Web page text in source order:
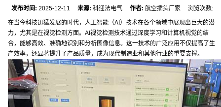
发布时间: 2025-12-11来源: 科迎法电气作者: 航空插头厂家 浏览次数:
在当今科技迅猛发展的时代，人工智能（AI）技术在各个领域中展现出巨大的潜
力，尤其是在视觉检测方面。AI视觉检测技术通过深度学习和计算机视觉的结
合，能够高效、准确地识别和分析图像信息。这一技术的广泛应用不仅提高了生
产效率，还显著提升了产品质量，成为现代制造业和其他行业的重要支撑。